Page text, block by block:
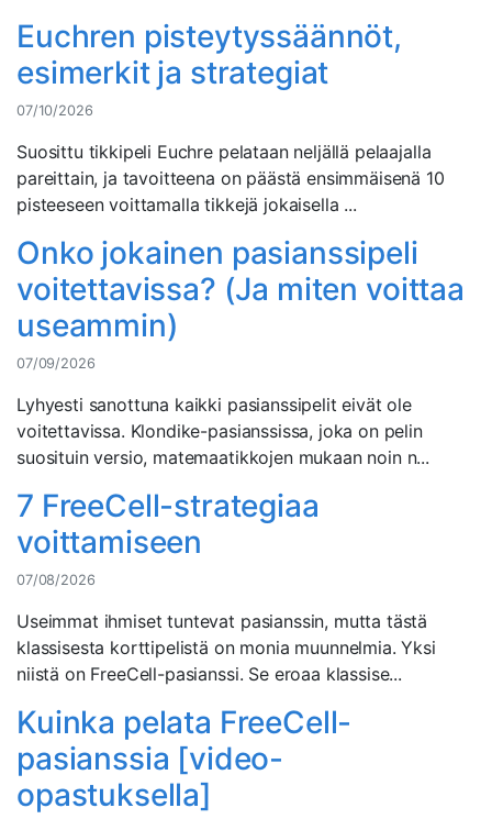
Euchren pisteytyssäännöt,
esimerkit ja strategiat
07/10/2026
Suosittu tikkipeli Euchre pelataan neljällä pelaajalla
pareittain, ja tavoitteena on päästä ensimmäisenä 10
pisteeseen voittamalla tikkejä jokaisella ...
Onko jokainen pasianssipeli
voitettavissa? (Ja miten voittaa
useammin)
07/09/2026
Lyhyesti sanottuna kaikki pasianssipelit eivät ole
voitettavissa. Klondike-pasianssissa, joka on pelin
suosituin versio, matemaatikkojen mukaan noin n...
7 FreeCell-strategiaa
voittamiseen
07/08/2026
Useimmat ihmiset tuntevat pasianssin, mutta tästä
klassisesta korttipelistä on monia muunnelmia. Yksi
niistä on FreeCell-pasianssi. Se eroaa klassise...
Kuinka pelata FreeCell-
pasianssia [video-
opastuksella]